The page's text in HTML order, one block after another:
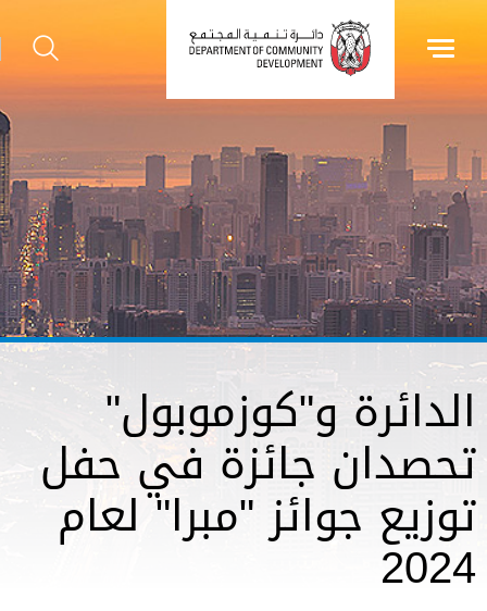
الدائرة و"كوزموبول"
تحصدان جائزة في حفل
توزيع جوائز "مبرا" لعام
2024